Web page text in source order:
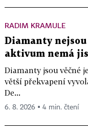
RADIM KRAMULE
Diamanty nejsou
aktivum nemá
Diamanty jsou věčné
větší překvapení
De...
6. 8. 2026 ▪ 4 min. čtení